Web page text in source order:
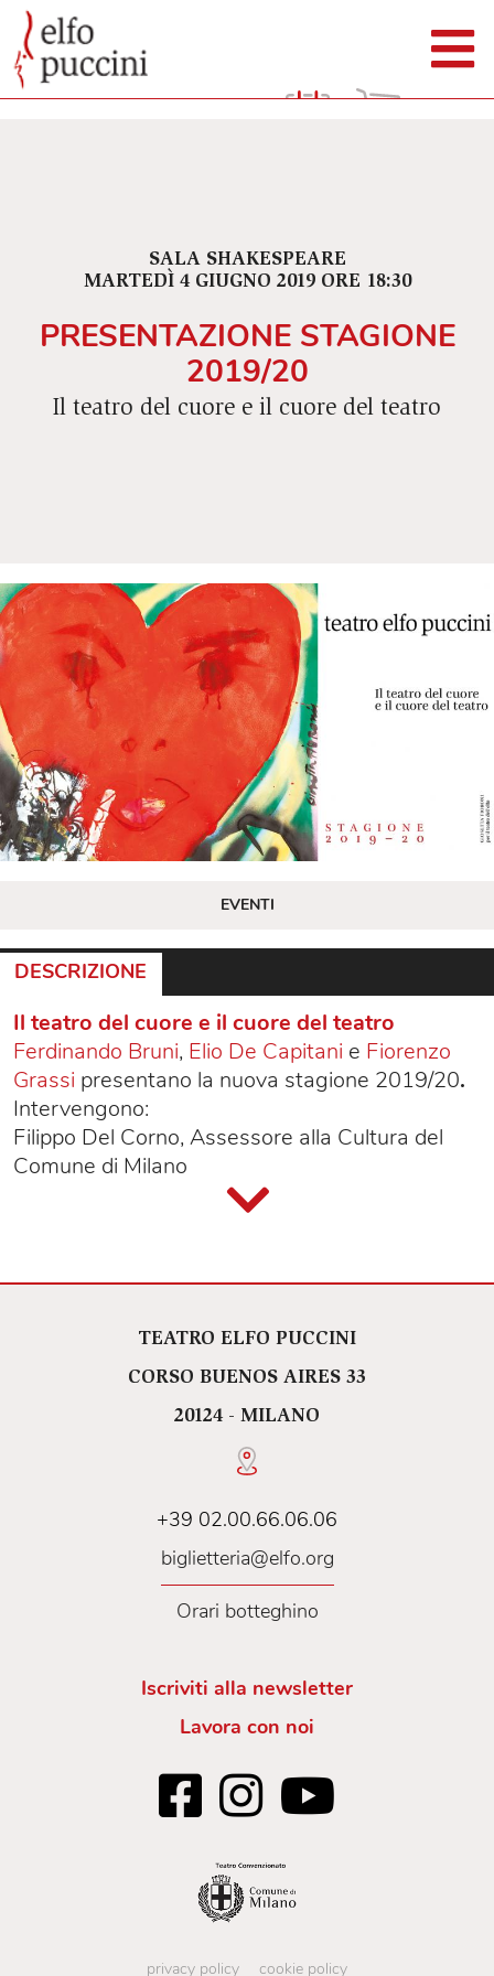
SALA SHAKESPEARE
MARTEDÌ 4 GIUGNO 2019 ORE 18:30
PRESENTAZIONE STAGIONE
2019/20
Il teatro del cuore e il cuore del teatro
EVENTI
DESCRIZIONE
Il teatro del cuore e il cuore del teatro
Ferdinando Bruni, Elio De Capitani e Fiorenzo
Grassi presentano la nuova stagione 2019/20.
Intervengono:
Filippo Del Corno, Assessore alla Cultura del
Comune di Milano
Stefano Bruno Galli, Assessore all'Autonomia e
anno.
TEATRO ELFO PUCCINI
CORSO BUENOS AIRES 33
20124 - MILANO
+39 02.00.66.06.06
biglietteria@elfo.org
Orari botteghino
Iscriviti alla newsletter
Lavora con noi
privacy policy cookie policy